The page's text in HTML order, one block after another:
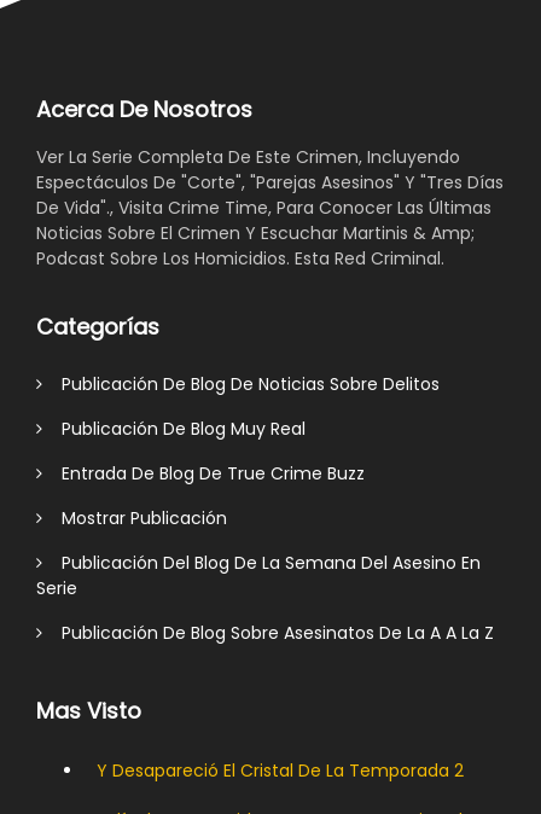
Acerca De Nosotros
Ver La Serie Completa De Este Crimen, Incluyendo
Espectáculos De "Corte", "Parejas Asesinos" Y "Tres Días
De Vida"., Visita Crime Time, Para Conocer Las Últimas
Noticias Sobre El Crimen Y Escuchar Martinis & Amp;
Podcast Sobre Los Homicidios. Esta Red Criminal.
Categorías
Publicación De Blog De Noticias Sobre Delitos
Publicación De Blog Muy Real
Entrada De Blog De True Crime Buzz
Mostrar Publicación
Publicación Del Blog De La Semana Del Asesino En
Serie
Publicación De Blog Sobre Asesinatos De La A A La Z
Mas Visto
Y Desapareció El Cristal De La Temporada 2